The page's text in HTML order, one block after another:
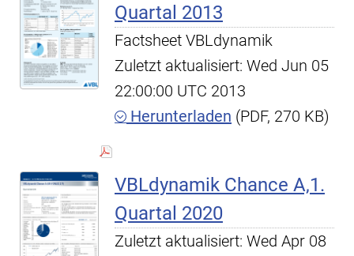
Quartal 2013
Factsheet VBLdynamik
Zuletzt aktualisiert: Wed Jun 05
22:00:00 UTC 2013
Herunterladen (PDF, 270 KB)
VBLdynamik Chance A,1.
Quartal 2020
Zuletzt aktualisiert: Wed Apr 08